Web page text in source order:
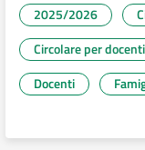
2025/2026
Circolare per
Docenti